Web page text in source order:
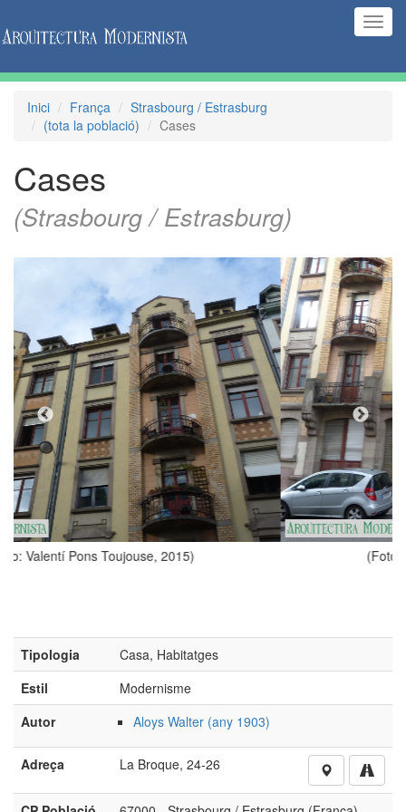
Inici França
Strasbourg / Estrasburg
(tota la població)
Cases
Cases
(Strasbourg / Estrasburg)
(Foto: Valentí Pons Toujouse, 2015)
Tipologia
Casa, Habitatges
Estil
Modernisme
Autor
Aloys Walter (any 1903)
Adreça La Broque, 24-26